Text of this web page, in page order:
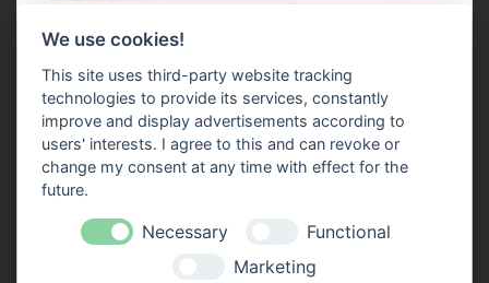
We use cookies!
This site uses third-party website tracking
technologies to provide its services, constantly
improve and display advertisements according to
users' interests. I agree to this and can revoke or
change my consent at any time with effect for the
future.
Necessary
Functional
Marketing